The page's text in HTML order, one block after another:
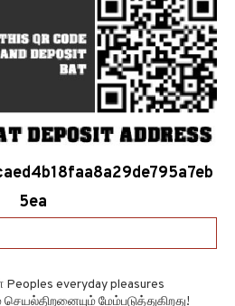
5ea
everyday pleasures
மேம்படுத்துகிறது!